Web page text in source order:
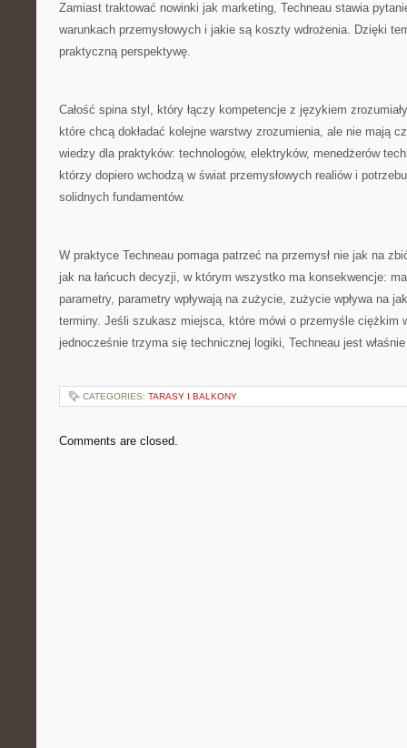
Zamiast traktować nowinki jak marketing, Techneau stawia
warunkach przemysłowych i jakie są koszty wdrożenia. Dzięki
praktyczną perspektywę.
Całość spina styl, który łączy kompetencje z językiem
które chcą dokładać kolejne warstwy zrozumienia, ale nie mają
wiedzy dla praktyków: technologów, elektryków, menedżerów
którzy dopiero wchodzą w świat przemysłowych realiów i
solidnych fundamentów.
W praktyce Techneau pomaga patrzeć na przemysł nie jak na
jak na łańcuch decyzji, w którym wszystko ma konsekwencje:
parametry, parametry wpływają na zużycie, zużycie wpływa na
terminy. Jeśli szukasz miejsca, które mówi o przemyśle ciężkim
jednocześnie trzyma się technicznej logiki, Techneau jest
CATEGORIES: TARASY I BALKONY
Comments are closed.